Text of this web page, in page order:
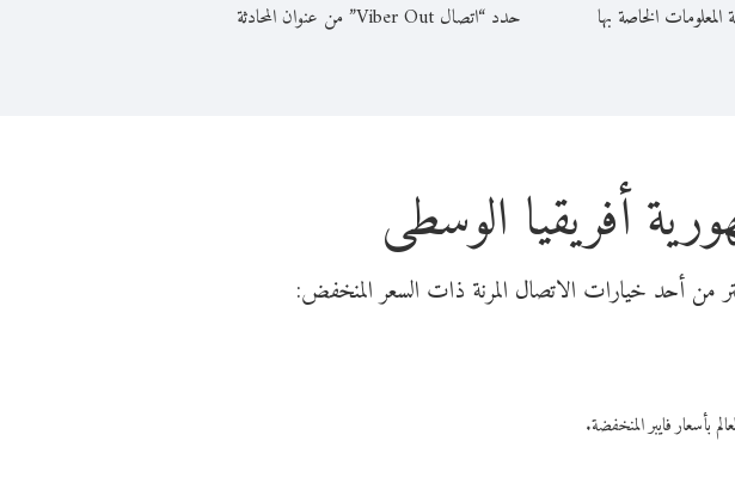
الخاصة بها حدد “اتصال Viber Out” من عنوان المحادثة
أفريقيا الوسطى